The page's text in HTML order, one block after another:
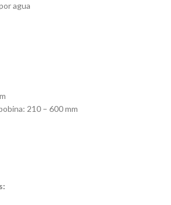
agua
210 – 600 mm